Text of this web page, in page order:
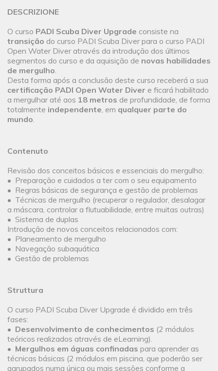
DESCRIZIONE
O curso PADI Scuba Diver Upgrade consiste na
transição do curso PADI Scuba Diver para o curso PADI
Open Water Diver através da introdução dos últimos
segmentos do curso e da aquisição de novas habilidades
de mergulho.
Desta forma após a conclusão deste curso receberá a sua
certificação PADI Open Water Diver e ficará habilitado
a mergulhar até aos 18 metros de profundidade, de forma
totalmente independente, em qualquer parte do
mundo.
Contenuto
Revisão dos conceitos básicos e essenciais do mergulho:
• Preparação e cuidados a ter com o seu equipamento
• Regras básicas de segurança e gestão de problemas
• Técnicas de mergulho (recuperar o regulador, desalagar
a máscara, controlar a flutuabilidade, entre muitas outras)
• Sistema de duplas
Introdução de novos conceitos relacionados com:
• Planeamento de mergulho
• Navegação subaquática
• Gestão de problemas
Struttura
O curso PADI Scuba Diver Upgrade é dividido em três
fases:
• Desenvolvimento de conhecimentos (2 módulos
teóricos realizados através de eLearning).
• Mergulhos em águas confinadas para aprender as
técnicas básicas (2 módulos em piscina, que poderão ser
agrupados numa única ou mais sessões conforme a